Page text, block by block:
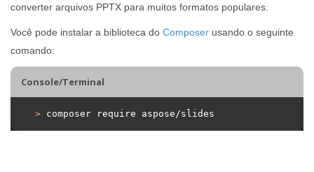
converter arquivos PPTX para muitos formatos populares.
Você pode instalar a biblioteca do Composer usando o seguinte
comando:
Console/Terminal
> composer require aspose/slides